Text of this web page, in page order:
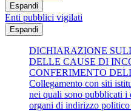
Espandi
Enti pubblici vigilati
Espandi
DICHIARAZIONE
DELLE CAUSE DI
CONFERIMENTO
Collegamento con siti
nei quali sono pubblicati i
organi di indirizzo